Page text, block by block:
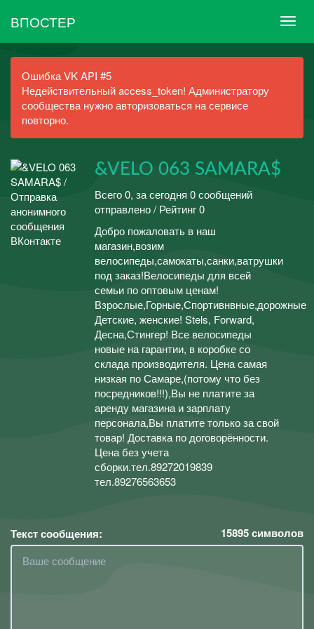
ВПОСТЕР
Ошибка VK API #5
Недействительный access_token! Администратору
сообщества нужно авторизоваться на сервисе
повторно.
&VELO 063 SAMARA$
Всего 0, за сегодня 0 сообщений
отправлено / Рейтинг 0
Добро пожаловать в наш
магазин,возим
велосипеды,самокаты,санки,ватрушки
под заказ!Велосипеды для всей
семьи по оптовым ценам!
Взрослые,Горные,Спортивнвные,дорожные
Детские, женские! Stels, Forward,
Десна,Стингер! Все велосипеды
новые на гарантии, в коробке со
склада производителя. Цена самая
низкая по Самаре,(потому что без
посредников!!!),Вы не платите за
аренду магазина и зарплату
персонала,Вы платите только за свой
товар! Доставка по договорённости.
Цена без учета
сборки.тел.89272019839
тел.89276563653
Текст сообщения: 15895символов